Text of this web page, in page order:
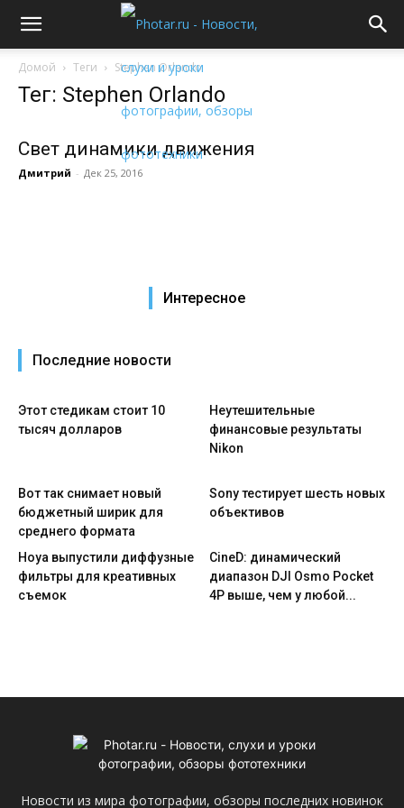
Домой Теги Stephen Orlando
Тег: Stephen Orlando
Свет динамики движения
Дмитрий - Дек 25, 2016
Интересное
Последние новости
Этот стедикам стоит 10
тысяч долларов
Неутешительные
финансовые результаты
Nikon
Вот так снимает новый
бюджетный ширик для
среднего формата
Sony тестирует шесть новых
объективов
Hoya выпустили диффузные
фильтры для креативных
съемок
CineD: динамический
диапазон DJI Osmo Pocket
4P выше, чем у любой...
Новости из мира фотографии, обзоры последних новинок